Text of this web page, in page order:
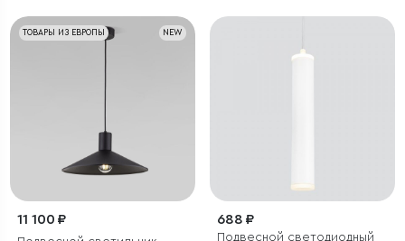
NEW
ТОВАРЫ ИЗ ЕВРОПЫ
11 100 ₽ 688 ₽
Подвесной светодиодный